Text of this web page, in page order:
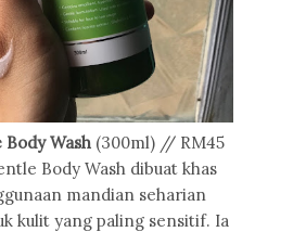
Wash (300ml) // RM45
Body Wash dibuat khas
mandian seharian
kulit yang paling sensitif. Ia